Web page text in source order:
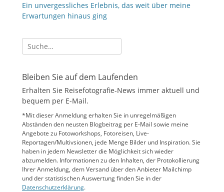
Ein unvergessliches Erlebnis, das weit über meine
Erwartungen hinaus ging
Suche
nach:
Bleiben Sie auf dem Laufenden
Erhalten Sie Reisefotografie-News immer aktuell und
bequem per E-Mail.
*Mit dieser Anmeldung erhalten Sie in unregelmäßigen
Abständen den neusten Blogbeitrag per E-Mail sowie meine
Angebote zu Fotoworkshops, Fotoreisen, Live-
Reportagen/Multivsionen, jede Menge Bilder und Inspiration. Sie
haben in jedem Newsletter die Möglichkeit sich wieder
abzumelden. Informationen zu den Inhalten, der Protokollierung
Ihrer Anmeldung, dem Versand über den Anbieter Mailchimp
und der statistischen Auswertung finden Sie in der
Datenschutzerklärung.